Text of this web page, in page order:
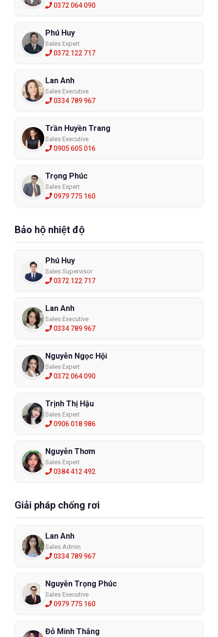
0372 064 090
Phú Huy
Sales Expert
0372 122 717
Lan Anh
Sales Executive
0334 789 967
Trần Huyền Trang
Sales Executive
0905 605 016
Trọng Phúc
Sales Expert
0979 775 160
Bảo hộ nhiệt độ
Phú Huy
Sales Supervisor
0372 122 717
Lan Anh
Sales Executive
0334 789 967
Nguyễn Ngọc Hội
Sales Expert
0372 064 090
Trịnh Thị Hậu
Sales Expert
0906 018 986
Nguyễn Thơm
Sales Expert
0384 412 492
Giải pháp chống rơi
Lan Anh
Sales Admin
0334 789 967
Nguyễn Trọng Phúc
Sales Executive
0979 775 160
Đỗ Minh Thắng